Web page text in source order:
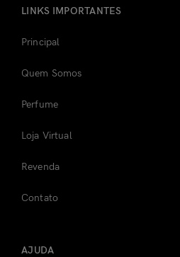
LINKS IMPORTANTES
Principal
Quem Somos
Perfume
Loja Virtual
Revenda
Contato
AJUDA